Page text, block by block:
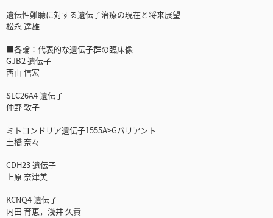
遺伝性難聴に対する遺伝子治療の現在と将来展望
松永 達雄
■各論：代表的な遺伝子群の臨床像
GJB2 遺伝子
西山 信宏
SLC26A4 遺伝子
仲野 敦子
ミトコンドリア遺伝子1555A>Gバリアント
土橋 奈々
CDH23 遺伝子
上原 奈津美
KCNQ4 遺伝子
内田 育恵，浅井 久貴